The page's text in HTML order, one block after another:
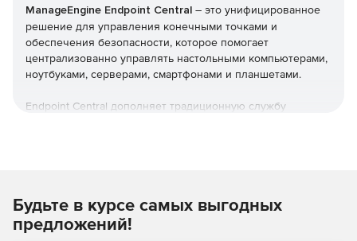
ManageEngine Endpoint Central – это унифицированное
решение для управления конечными точками и
обеспечения безопасности, которое помогает
централизованно управлять настольными компьютерами,
ноутбуками, серверами, смартфонами и планшетами.
Endpoint Central дополняет традиционную службу
образов и развертывание ОС. Кроме того,решение
позволяет управлять активами и лицензиями на ПО,
отслеживать статистику использования ПО, управлять
Будьте в курсе самых выгодных
предложений!